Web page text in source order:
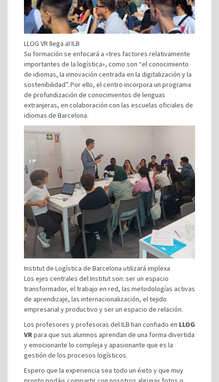
LLOG VR llega al ILB
Su formación se enfocará a «tres factores relativamente
importantes de la logística», como son “el conocimiento
de idiomas, la innovación centrada en la digitalización y la
sostenibilidad”. Por ello, el centro incorpora un programa
de profundización de conocimientos de lenguas
extranjeras, en colaboración con las escuelas oficiales de
idiomas de Barcelona.
Institut de Logística de Barcelona utilizará implexa
Los ejes centrales del Institut son: ser un espacio
transformador, el trabajo en red, las metodologías activas
de aprendizaje, las internacionalización, el tejido
empresarial y productivo y ser un espacio de relación.
Los profesores y profesoras del ILB han confiado en LLOG
VRpara que sus alumnos aprendan de una forma divertida
y emocionante lo compleja y apasionante que es la
gestión de los procesos logísticos.
Espero que la experiencia sea todo un éxito y que muy